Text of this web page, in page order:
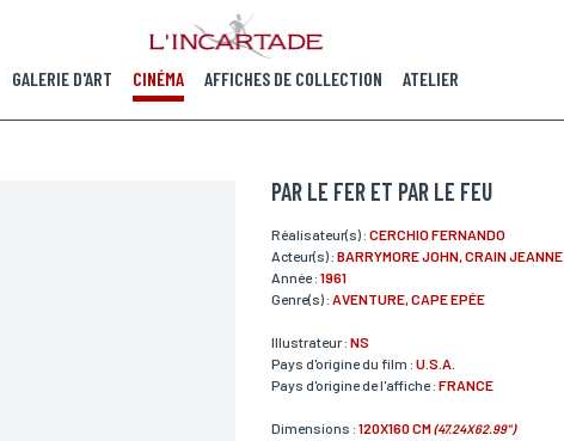
GALERIE D'ART CINÉMA AFFICHES DE COLLECTION ATELIER
PAR LE FER ET PAR LE FEU
Réalisateur(s) : CERCHIO FERNANDO
Acteur(s) : BARRYMORE JOHN, CRAIN JEANNE
Année : 1961
Genre(s) : AVENTURE, CAPE EPÉE
Illustrateur : NS
Pays d'origine du film : U.S.A.
Pays d'origine de l'affiche : FRANCE
Dimensions : 120X160 CM(47.24X62.99")